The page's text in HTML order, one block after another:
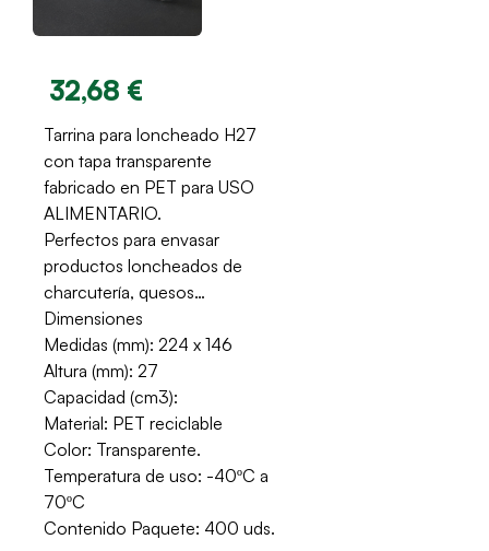
32,68 €
Tarrina para loncheado H27
con tapa transparente
fabricado en PET para USO
ALIMENTARIO.
Perfectos para envasar
productos loncheados de
charcutería, quesos…
Dimensiones
Medidas (mm): 224 x 146
Altura (mm): 27
Capacidad (cm3):
Material: PET reciclable
Color: Transparente.
Temperatura de uso: -40ºC a
70ºC
Contenido Paquete: 400 uds.